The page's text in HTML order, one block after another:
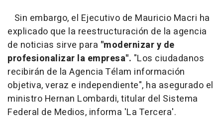
Sin embargo, el Ejecutivo de Mauricio Macri ha
explicado que la reestructuración de la agencia
de noticias sirve para "modernizar y de
profesionalizar la empresa". "Los ciudadanos
recibirán de la Agencia Télam información
objetiva, veraz e independiente", ha asegurado el
ministro Hernan Lombardi, titular del Sistema
Federal de Medios, informa 'La Tercera'.